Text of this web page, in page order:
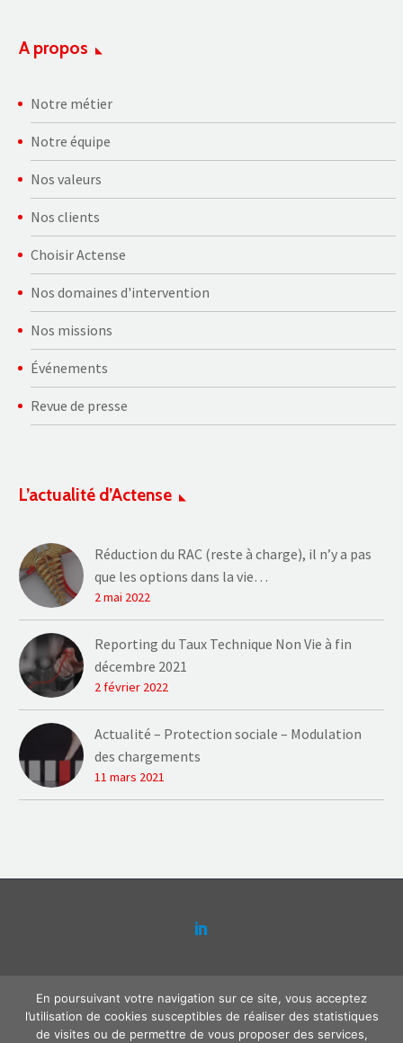
A propos
Notre métier
Notre équipe
Nos valeurs
Nos clients
Choisir Actense
Nos domaines d'intervention
Nos missions
Événements
Revue de presse
L’actualité d’Actense
Réduction du RAC (reste à charge), il n’y a pas
que les options dans la vie…
2 mai 2022
Reporting du Taux Technique Non Vie à fin
décembre 2021
2 février 2022
Actualité – Protection sociale – Modulation
des chargements
11 mars 2021
Contact Plaquette Actense
Mentions légales
Politique de confidentialité
En poursuivant votre navigation sur ce site, vous acceptez
l’utilisation de cookies susceptibles de réaliser des statistiques
de visites ou de permettre de vous proposer des services,